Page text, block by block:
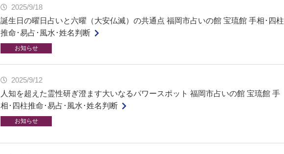
2025/9/18
誕生日の曜日占いと六曜（大安仏滅）の共通点 福岡市占いの館 宝琉館 手相･四柱
推命･易占･風水･姓名判断
お知らせ
2025/9/12
人知を超えた霊性研ぎ澄ます大いなるパワースポット 福岡市占いの館 宝琉館 手
相･四柱推命･易占･風水･姓名判断
お知らせ